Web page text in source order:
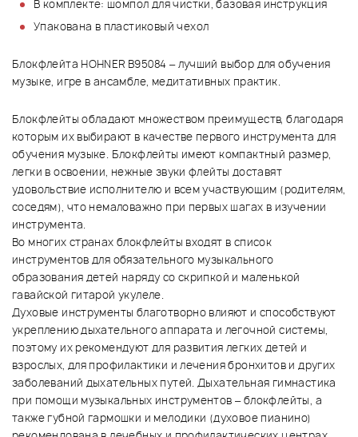
В комплекте: шомпол для чистки, базовая инструкция
Упакована в пластиковый чехол
Блокфлейта HOHNER B95084 – лучший выбор для обучения
музыке, игре в ансамбле, медитативных практик.
Блокфлейты обладают множеством преимуществ, благодаря
которым их выбирают в качестве первого инструмента для
обучения музыке. Блокфлейты имеют компактный размер,
легки в освоении, нежные звуки флейты доставят
удовольствие исполнителю и всем участвующим (родителям,
соседям), что немаловажно при первых шагах в изучении
инструмента.
Во многих странах блокфлейты входят в список
инструментов для обязательного музыкального
образования детей наряду со скрипкой и маленькой
гавайской гитарой укулеле.
Духовые инструменты благотворно влияют и способствуют
укреплению дыхательного аппарата и легочной системы,
поэтому их рекомендуют для развития легких детей и
взрослых, для профилактики и лечения бронхитов и других
заболеваний дыхательных путей. Дыхательная гимнастика
при помощи музыкальных инструментов – блокфлейты, а
также губной гармошки и мелодики (духовое пианино)